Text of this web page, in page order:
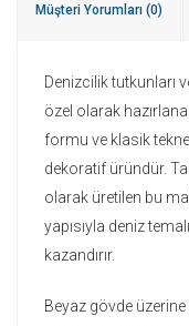
Müşteri Yorumları (0)
Denizcilik tutkunları
özel olarak
formu ve klasik
dekoratif üründür.
olarak üretilen bu
yapısıyla deniz
kazandırır.
Beyaz gövde üzerine